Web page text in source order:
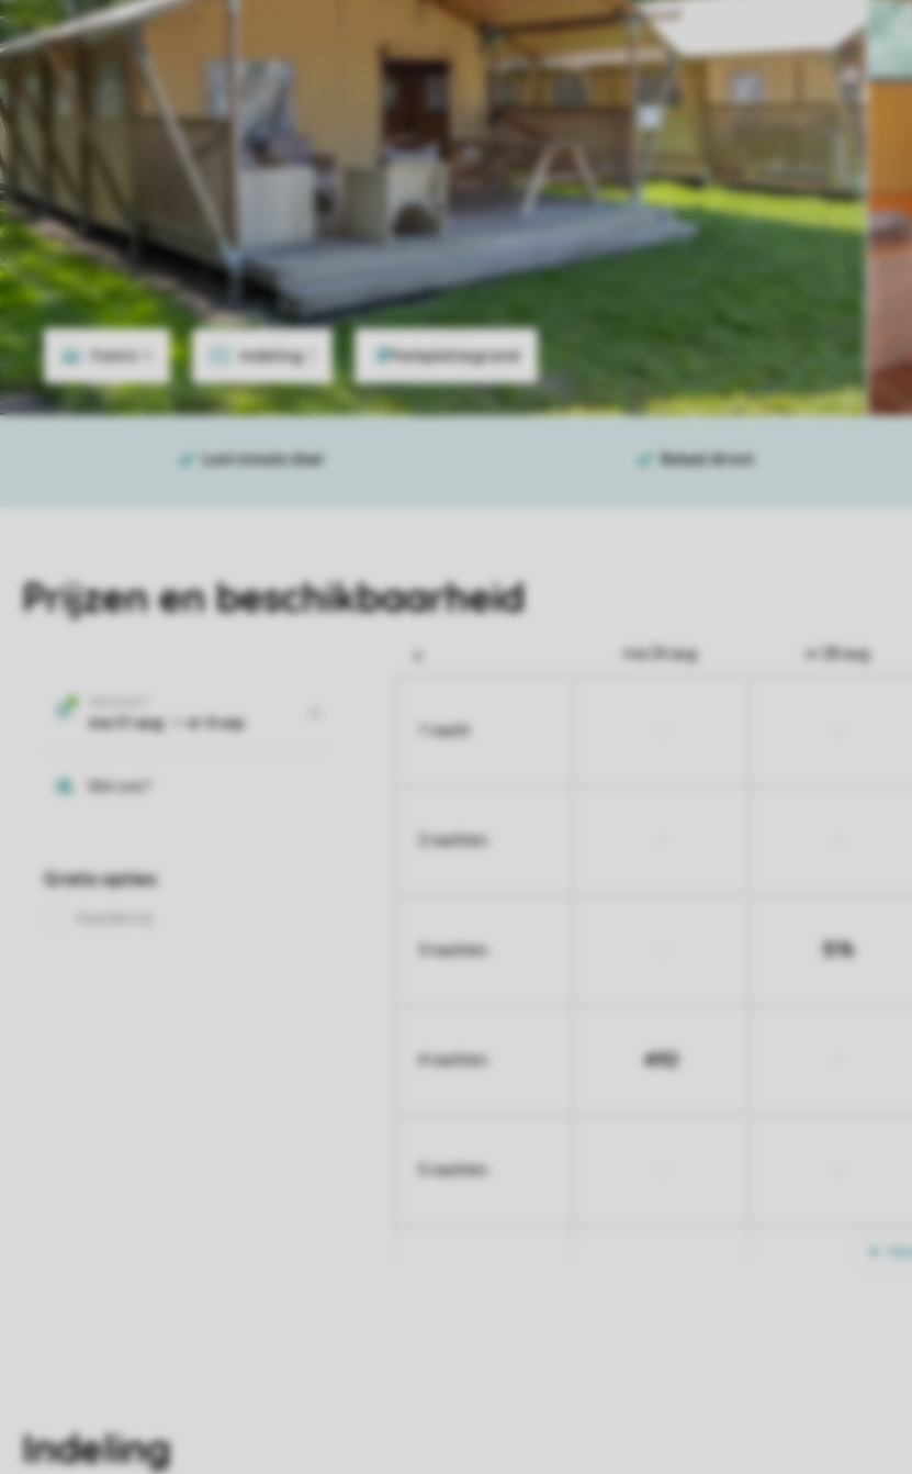
Foto's Indeling
Prijzen en beschikbaarheid
ma 24 aug vr 28 aug
1 nacht
2 nachten
3 nachten 376
4 nachten 492
5 nachten
Indeling